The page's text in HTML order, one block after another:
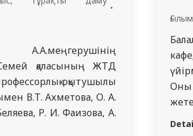
қаласының ЖТД
оқытушылық
В.Т. Ахметова, О. А.
Р. И. Фаизова, А.
Т. Камашева, А. М.